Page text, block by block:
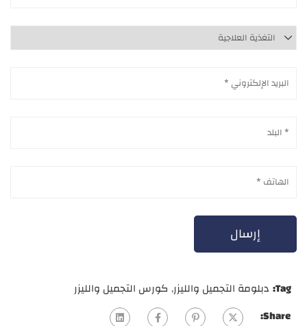
Tag: دبلومة التجميل والليزر, كورس التجميل والليزر
Share: